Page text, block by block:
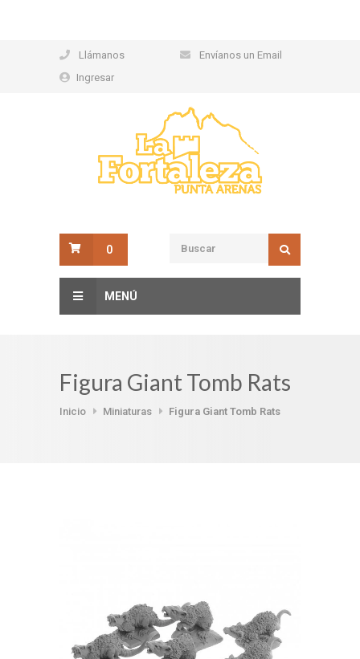
Llámanos
Envíanos un Email
Ingresar
0
MENÚ
Figura Giant Tomb Rats
Inicio Miniaturas Figura Giant Tomb Rats